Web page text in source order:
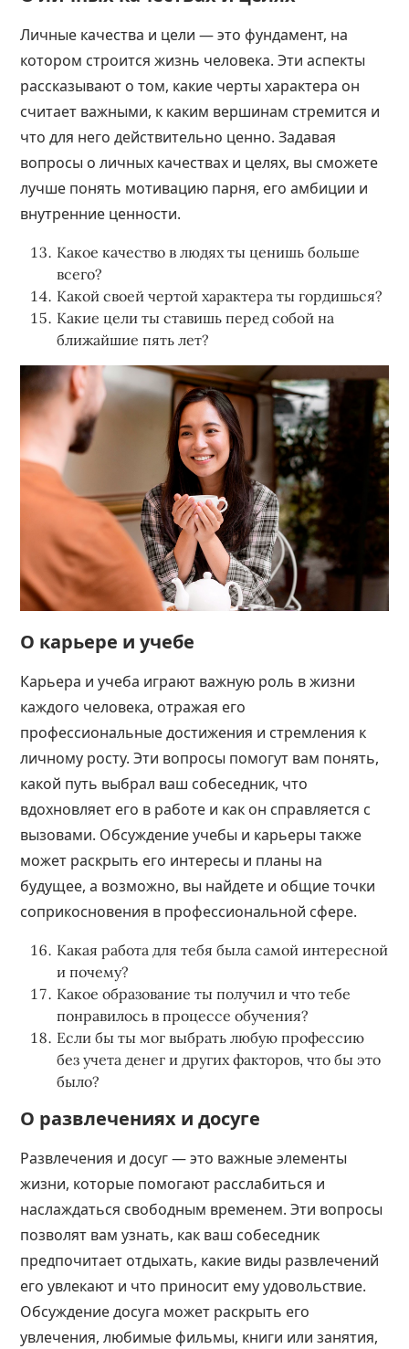
Личные качества и цели — это фундамент, на
котором строится жизнь человека. Эти аспекты
рассказывают о том, какие черты характера он
считает важными, к каким вершинам стремится и
что для него действительно ценно. Задавая
вопросы о личных качествах и целях, вы сможете
лучше понять мотивацию парня, его амбиции и
внутренние ценности.
Какое качество в людях ты ценишь больше
всего?
Какой своей чертой характера ты гордишься?
Какиецели ты ставишь перед собой на
ближайшие пять лет?
О карьере и учебе
Карьера иучеба играют важную роль в жизни
каждого человека, отражая его
профессиональные достижения и стремления к
личному росту. Эти вопросы помогут вам понять,
какой путь выбрал ваш собеседник, что
вдохновляет его в работе и как он справляется с
вызовами. Обсуждение учебы и карьеры также
может раскрыть его интересы и планы на
будущее, а возможно, вы найдете и общие точки
соприкосновения в профессиональной сфере.
Какая работа для тебя была самой интересной
и почему?
Какое образование ты получил и что тебе
понравилось в процессе обучения?
Если бы ты мог выбрать любую профессию
без учета денег и других факторов, что бы это
было?
О развлечениях и досуге
Развлечения и досуг — это важные элементы
жизни, которые помогают расслабиться и
наслаждаться свободным временем. Эти вопросы
позволят вам узнать, как ваш собеседник
предпочитает отдыхать, какие виды развлечений
его увлекают и что приносит ему удовольствие.
Обсуждение досуга может раскрыть его
увлечения, любимые фильмы, книги или занятия,